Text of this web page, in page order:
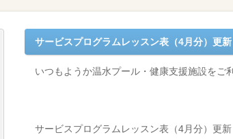
サービスプログラムレッスン表（4月分）更新
いつもようか温水プール・健康支援施設をご
サービスプログラムレッスン表（4月分）更新